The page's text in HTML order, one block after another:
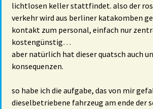
lichtlosen keller stattfindet. also der
verkehr wird aus berliner katakomben
kontakt zum personal, einfach nur
kostengünstig…
aber natürlich hat dieser quatsch auch
konsequenzen.
so habe ich die aufgabe, das von mir
dieselbetriebene fahrzeug am ende der